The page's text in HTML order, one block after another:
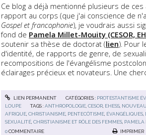
Ce blog a déjà mentionné plusieurs de
rapport au corps (que j'ai conscience de
Gospel et francophonie), je voudrais aussi
fond de Pamela Millet-Mouity (CESOR,
soutenir sa thèse de doctorat (lien). Pour
d'identité, de rapports de genre, de
recompositions de l'évangélisme
éclairages précieux et novateurs. Une
LIEN PERMANENT CATÉGORIES : PROTESTANTISME
LOUPE
TAGS :ANTHROPOLOGIE,CESOR, EHESS,
AFRIQUE,CHRISTIANISME, PENTECÔTISME, ÉVANGÉLIQUES,
SEXUALITÉ,CHRISTIANISME ET RÔLE DES FEMMES, PAMELA
0COMMENTAIRE IMPRIMER